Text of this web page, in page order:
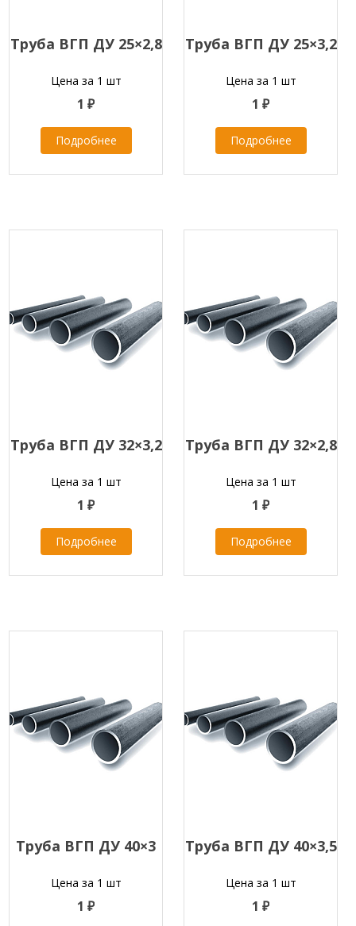
Труба ВГП ДУ 25×2,8
Цена за 1 шт
1 ₽
Подробнее
Труба ВГП ДУ 25×3,2
Цена за 1 шт
1 ₽
Подробнее
Труба ВГП ДУ 32×3,2
Цена за 1 шт
1 ₽
Подробнее
Труба ВГП ДУ 32×2,8
Цена за 1 шт
1 ₽
Подробнее
Труба ВГП ДУ 40×3
Цена за 1 шт
1 ₽
Труба ВГП ДУ 40×3,5
Цена за 1 шт
1 ₽